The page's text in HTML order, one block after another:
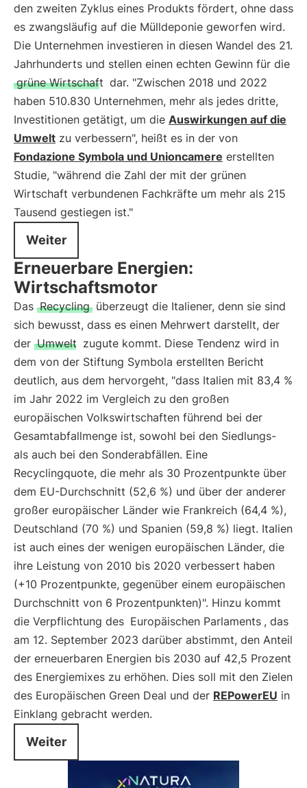
den zweiten Zyklus eines Produkts fördert, ohne dass
es zwangsläufig auf die Mülldeponie geworfen wird.
Die Unternehmen investieren in diesen Wandel des 21.
Jahrhunderts und stellen einen echten Gewinn für die
grüne Wirtschaft dar. "Zwischen 2018 und 2022
haben 510.830 Unternehmen, mehr als jedes dritte,
Investitionen getätigt, um die Auswirkungen auf die
Umwelt zu verbessern", heißt es in der von
Fondazione Symbola und Unioncamere erstellten
Studie, "während die Zahl der mit der grünen
Wirtschaft verbundenen Fachkräfte um mehr als 215
Tausend gestiegen ist."
Weiter
Erneuerbare Energien:
Wirtschaftsmotor
Das Recycling überzeugt die Italiener, denn sie sind
sich bewusst, dass es einen Mehrwert darstellt, der
der Umwelt zugute kommt. Diese Tendenz wird in
dem von der Stiftung Symbola erstellten Bericht
deutlich, aus dem hervorgeht, "dass Italien mit 83,4 %
im Jahr 2022 im Vergleich zu den großen
europäischen Volkswirtschaften führend bei der
Gesamtabfallmenge ist, sowohl bei den Siedlungs-
als auch bei den Sonderabfällen. Eine
Recyclingquote, die mehr als 30 Prozentpunkte über
dem EU-Durchschnitt (52,6 %) und über der anderer
großer europäischer Länder wie Frankreich (64,4 %),
Deutschland (70 %) und Spanien (59,8 %) liegt. Italien
ist auch eines der wenigen europäischen Länder, die
ihre Leistung von 2010 bis 2020 verbessert haben
(+10 Prozentpunkte, gegenüber einem europäischen
Durchschnitt von 6 Prozentpunkten)". Hinzu kommt
die Verpflichtung des Europäischen Parlaments , das
am 12. September 2023 darüber abstimmt, den Anteil
der erneuerbaren Energien bis 2030 auf 42,5 Prozent
des Energiemixes zu erhöhen. Dies soll mit den Zielen
des Europäischen Green Deal und der REPowerEU in
Einklang gebracht werden.
Weiter